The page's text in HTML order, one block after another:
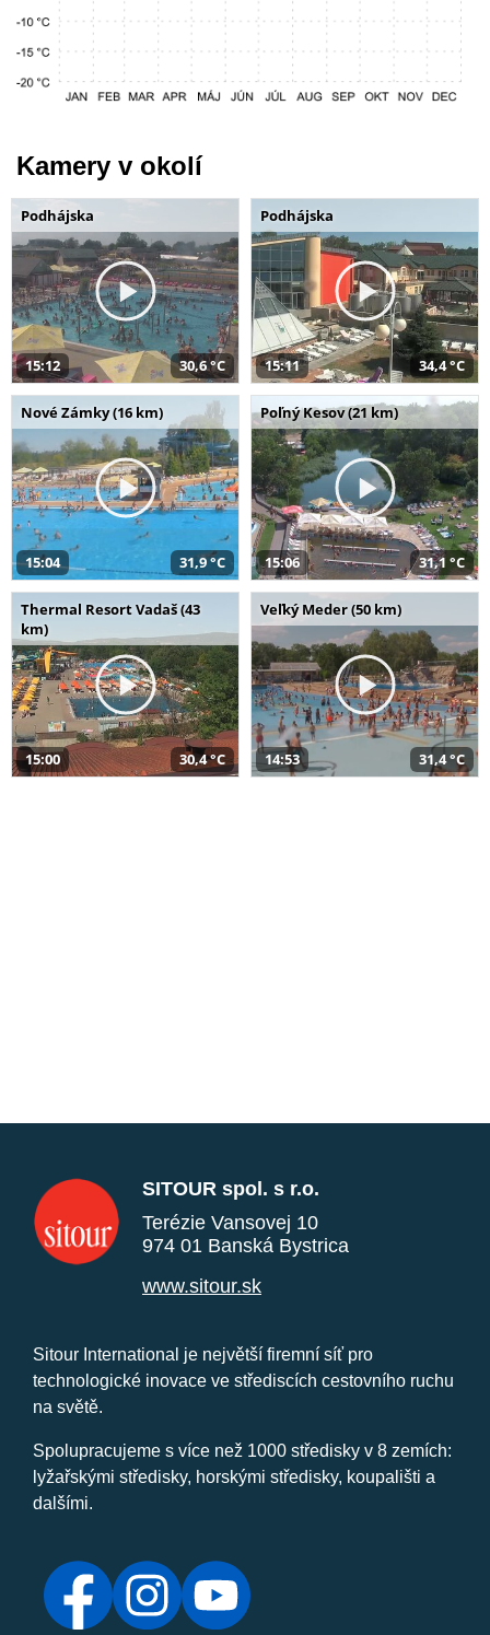
Kamery v okolí
Podhájska
15:12 30,6 °C
Podhájska
15:11 34,4 °C
Nové Zámky (16 km)
15:04 31,9 °C
Poľný Kesov (21 km)
15:06 31,1 °C
Thermal Resort Vadaš (43
km)
15:00 30,4 °C
Veľký Meder (50 km)
14:53 31,4 °C
SITOUR spol. s r.o.
Terézie Vansovej 10
974 01 Banská Bystrica
www.sitour.sk
Sitour International je největší firemní síť pro
technologické inovace ve střediscích cestovního ruchu
na světě.
Spolupracujeme s více než 1000 středisky v 8 zemích:
lyžařskými středisky, horskými středisky, koupališti a
dalšími.